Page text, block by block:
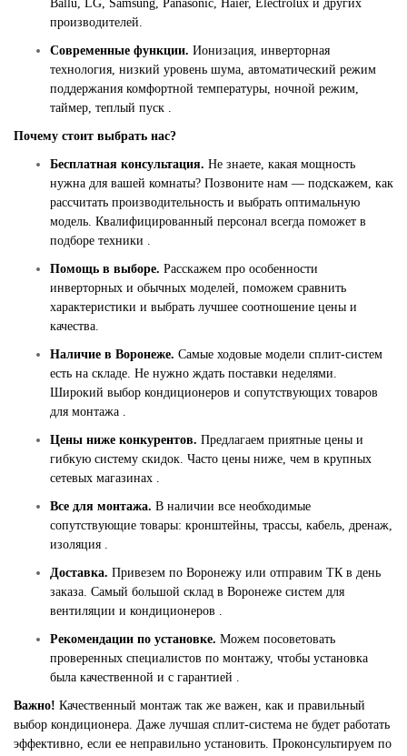
Ballu, LG, Samsung, Panasonic, Haier, Electrolux и других
производителей.
Современные функции. Ионизация, инверторная
технология, низкий уровень шума, автоматический режим
поддержания комфортной температуры, ночной режим,
таймер, теплый пуск .
Почему стоит выбрать нас?
Бесплатная консультация. Не знаете, какая мощность
нужна для вашей комнаты? Позвоните нам — подскажем, как
рассчитать производительность и выбрать оптимальную
модель. Квалифицированный персонал всегда поможет в
подборе техники .
Помощь в выборе. Расскажем про особенности
инверторных и обычных моделей, поможем сравнить
характеристики и выбрать лучшее соотношение цены и
качества.
Наличие в Воронеже. Самые ходовые модели сплит-систем
есть на складе. Не нужно ждать поставки неделями.
Широкий выбор кондиционеров и сопутствующих товаров
для монтажа .
Цены ниже конкурентов. Предлагаем приятные цены и
гибкую систему скидок. Часто цены ниже, чем в крупных
сетевых магазинах .
Все для монтажа. В наличии все необходимые
сопутствующие товары: кронштейны, трассы, кабель, дренаж,
изоляция .
Доставка. Привезем по Воронежу или отправим ТК в день
заказа. Самый большой склад в Воронеже систем для
вентиляции и кондиционеров .
Рекомендации по установке. Можем посоветовать
проверенных специалистов по монтажу, чтобы установка
была качественной и с гарантией .
Важно! Качественный монтаж так же важен, как и правильный
выбор кондиционера. Даже лучшая сплит-система не будет работать
эффективно, если ее неправильно установить. Проконсультируем по